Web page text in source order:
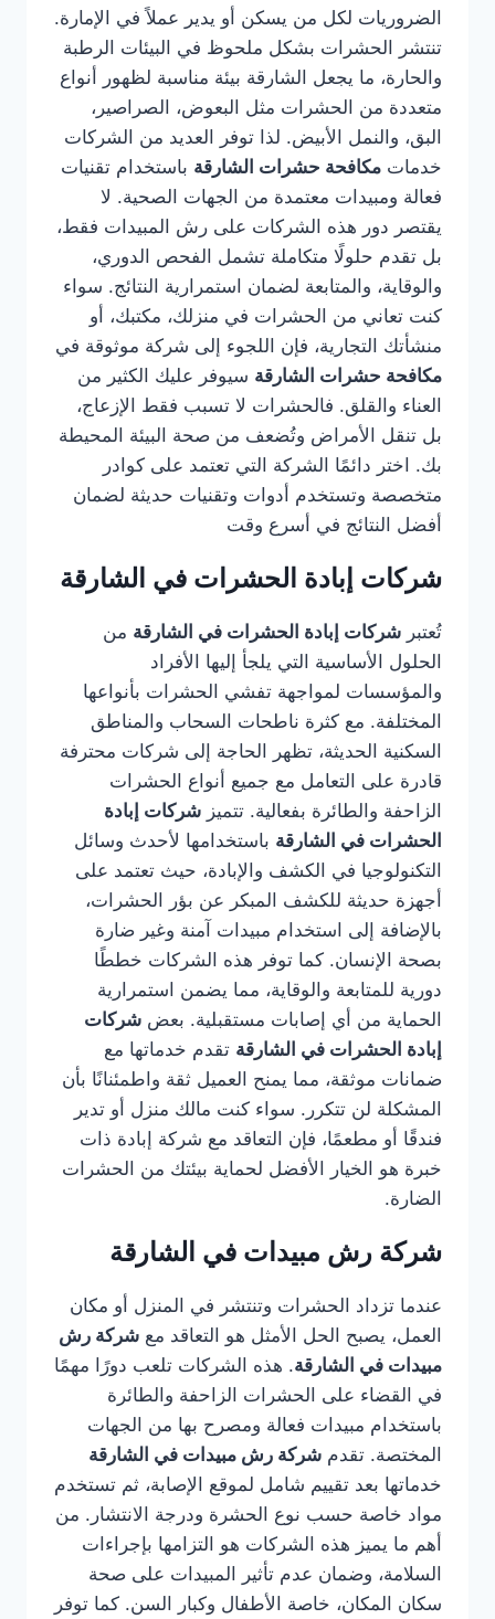
الضروريات لكل من يسكن أو يدير عملاً في الإمارة.
تنتشر الحشرات بشكل ملحوظ في البيئات الرطبة
والحارة، ما يجعل الشارقة بيئة مناسبة لظهور أنواع
متعددة من الحشرات مثل البعوض، الصراصير،
البق، والنمل الأبيض. لذا توفر العديد من الشركات
خدمات مكافحة حشرات الشارقة باستخدام تقنيات
فعالة ومبيدات معتمدة من الجهات الصحية. لا
يقتصر دور هذه الشركات على رش المبيدات فقط،
بل تقدم حلولًا متكاملة تشمل الفحص الدوري،
والوقاية، والمتابعة لضمان استمرارية النتائج. سواء
كنت تعاني من الحشرات في منزلك، مكتبك، أو
منشأتك التجارية، فإن اللجوء إلى شركة موثوقة في
مكافحة حشرات الشارقة سيوفر عليك الكثير من
العناء والقلق. فالحشرات لا تسبب فقط الإزعاج،
بل تنقل الأمراض وتُضعف من صحة البيئة المحيطة
بك. اختر دائمًا الشركة التي تعتمد على كوادر
متخصصة وتستخدم أدوات وتقنيات حديثة لضمان
أفضل النتائج في أسرع وقت
شركات إبادة الحشرات في الشارقة
تُعتبر شركات إبادة الحشرات في الشارقة من
الحلول الأساسية التي يلجأ إليها الأفراد
والمؤسسات لمواجهة تفشي الحشرات بأنواعها
المختلفة. مع كثرة ناطحات السحاب والمناطق
السكنية الحديثة، تظهر الحاجة إلى شركات محترفة
قادرة على التعامل مع جميع أنواع الحشرات
الزاحفة والطائرة بفعالية. تتميز شركات إبادة
الحشرات في الشارقة باستخدامها لأحدث وسائل
التكنولوجيا في الكشف والإبادة، حيث تعتمد على
أجهزة حديثة للكشف المبكر عن بؤر الحشرات،
بالإضافة إلى استخدام مبيدات آمنة وغير ضارة
بصحة الإنسان. كما توفر هذه الشركات خططًا
دورية للمتابعة والوقاية، مما يضمن استمرارية
الحماية من أي إصابات مستقبلية. بعض شركات
إبادة الحشرات في الشارقة تقدم خدماتها مع
ضمانات موثقة، مما يمنح العميل ثقة واطمئنانًا بأن
المشكلة لن تتكرر. سواء كنت مالك منزل أو تدير
فندقًا أو مطعمًا، فإن التعاقد مع شركة إبادة ذات
خبرة هو الخيار الأفضل لحماية بيئتك من الحشرات
الضارة.
شركة رش مبيدات في الشارقة
عندما تزداد الحشرات وتنتشر في المنزل أو مكان
العمل، يصبح الحل الأمثل هو التعاقد مع شركة رش
مبيدات في الشارقة. هذه الشركات تلعب دورًا مهمًا
في القضاء على الحشرات الزاحفة والطائرة
باستخدام مبيدات فعالة ومصرح بها من الجهات
المختصة. تقدم شركة رش مبيدات في الشارقة
خدماتها بعد تقييم شامل لموقع الإصابة، ثم تستخدم
مواد خاصة حسب نوع الحشرة ودرجة الانتشار. من
أهم ما يميز هذه الشركات هو التزامها بإجراءات
السلامة، وضمان عدم تأثير المبيدات على صحة
سكان المكان، خاصة الأطفال وكبار السن. كما توفر